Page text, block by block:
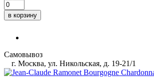
в корзину
Самовывоз
г. Москва, ул. Никольская, д. 19-21/1